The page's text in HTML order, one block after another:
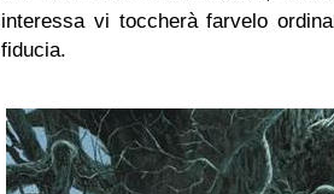
interessa vi toccherà farvelo
fiducia.